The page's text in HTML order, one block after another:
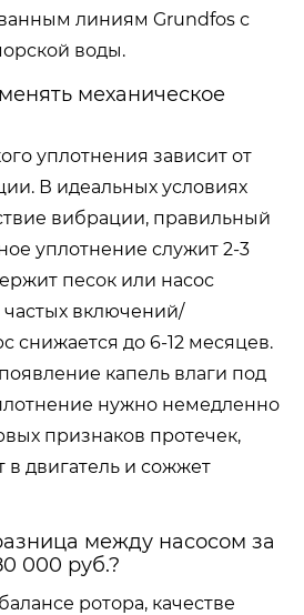
линиям Grundfos с
воды.
механическое
уплотнения зависит от
В идеальных условиях
вибрации, правильный
уплотнение служит 2-3
песок или насос
включений/
снижается до 6-12 месяцев.
капель влаги под
нужно немедленно
признаков протечек,
в двигатель и сожжет
между насосом за
000 руб.?
ротора, качестве